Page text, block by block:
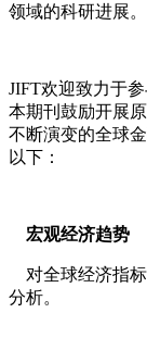
领域的科研进展。
JIFT欢迎致力于
本期刊鼓励开展
不断演变的全球
以下：
宏观经济趋势
对全球经济指标
分析。